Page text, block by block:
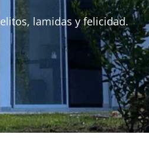
lamidas y felicidad.